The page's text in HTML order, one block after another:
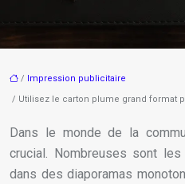
/
Impression publicitaire
/ Utilisez le carton plume grand format
Dans le monde de la
crucial. Nombreuses sont
dans des diaporamas